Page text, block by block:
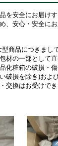
を安全にお届け
、安心・安全に
商品につきまし
材の一部として
化粧箱の破損・
破損を除き)およ
交換はお受けで